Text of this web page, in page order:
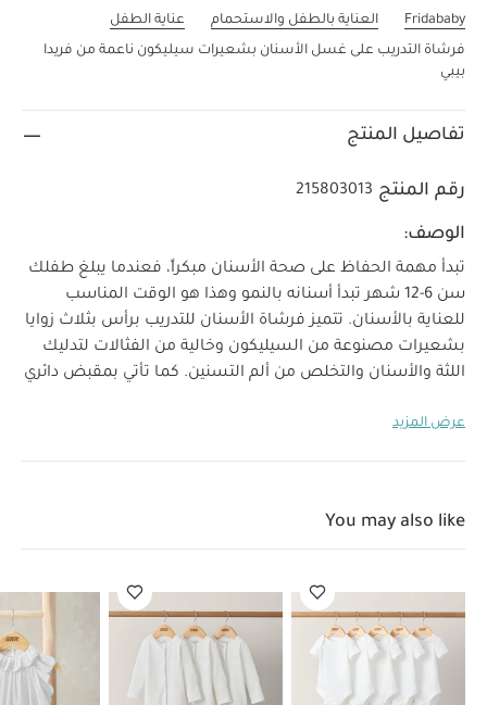
Fridababy العناية بالطفل والاستحمام
عناية الطفل
فرشاة التدريب على غسل الأسنان بشعيرات سيليكون ناعمة من فريدا
بيبي
تفاصيل المنتج
رقم المنتج 215803013
الوصف:
تبدأ مهمة الحفاظ على صحة الأسنان مبكراً، فعندما يبلغ طفلك
سن 6-12 شهر تبدأ أسنانه بالنمو وهذا هو الوقت المناسب
للعناية بالأسنان. تتميز فرشاة الأسنان للتدريب برأس بثلاث زوايا
بشعيرات مصنوعة من السيليكون وخالية من الفثالات لتدليك
اللثة والأسنان والتخلص من ألم التسنين. كما تأتي بمقبض دائري
دخول الفرشاة إلى الداخل أبعد من اللازم. حافظي على ممارسات
كالكبار.خصائص المنتج:
سهلة الإمساك بها: حلقة دائرية سهلة الحمل
والعض للأيدي الصغيرة
مناسبة للوالدين: مناسبة للوالدين:
حاجز لمنع دخول الفرشاة إلى الداخل أبعد من اللازم
الأطفال: صنع المقبض والشعيرات من 100‏%‏ سيليكون مناسب
للمواد الغذائية وخالي من مادة بيسفينول أ
تنمو مع الطفل:
عرض المزيد
You may also like